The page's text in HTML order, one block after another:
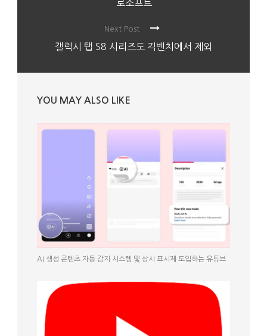
로소프트
Next Post
갤럭시 탭 S8 시리즈도 긱벤치에서 제외
YOU MAY ALSO LIKE
AI 생성 콘텐츠 자동 감지 시스템 및 상시 표시제 도입하는 유튜브